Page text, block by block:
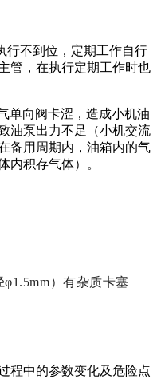
行不到位，定期工作自行
管，在执行定期工作时也
单向阀卡涩，造成小机油
油泵出力不足（小机交流
备用周期内，油箱内的气
内积存气体）。
）有杂质卡塞
程中的参数变化及危险点